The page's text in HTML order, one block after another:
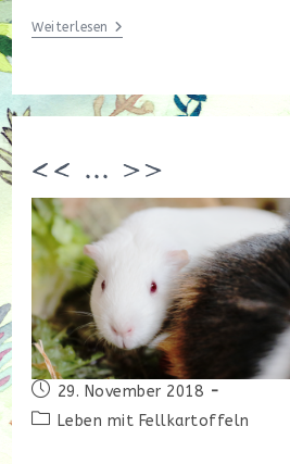
Weiterlesen Vorratshaltung
<< ... >>
Beitrag
veröffentlicht:
29. November 2018
Beitrags-
Leben mit Fellkartoffeln